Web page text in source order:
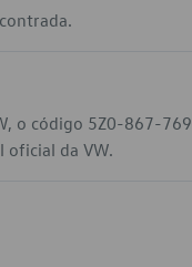
o código 5Z0-867-
oficial da VW.